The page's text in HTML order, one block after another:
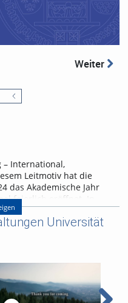
Weiter
– International,
Leitmotiv hat die
das Akademische Jahr
feierlich eröffnet. In
Dr. Kerstin Krieglstein
unserer Zeit für
mit ihnen auch
des Bundes und
Rahmen des Festaktes die
Universitätsmitglieder
Universität